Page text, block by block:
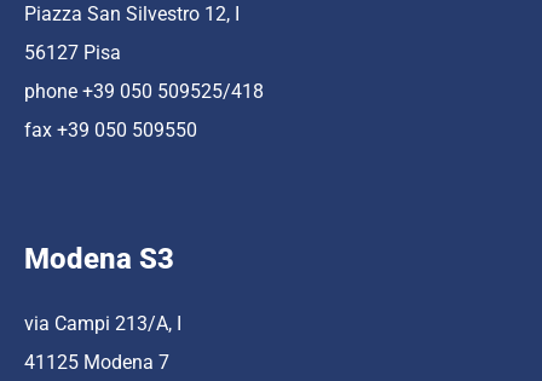
Piazza San Silvestro 12, I
56127 Pisa
phone +39 050 509525/418
fax +39 050 509550
Modena S3
via Campi 213/A, I
41125 Modena 7